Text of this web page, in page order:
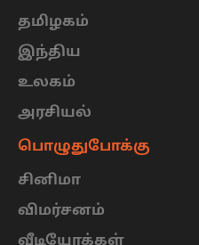
தமிழகம்
இந்திய
உலகம்
அரசியல்
பொழுதுபோக்கு
சினிமா
விமர்சனம்